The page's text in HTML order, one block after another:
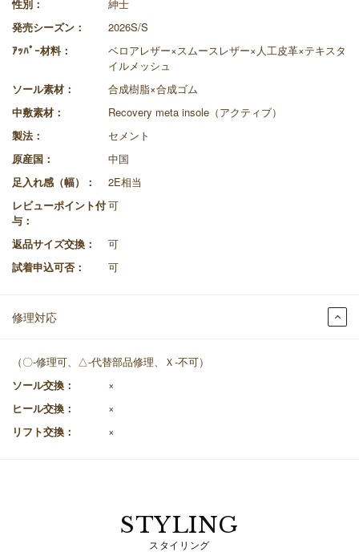
性別：
紳士
発売シーズン：
2026S/S
ｱｯﾊﾟｰ材料：
ベロアレザー×スムースレザー×人工皮革×テキスタ
イルメッシュ
ソール素材：
合成樹脂×合成ゴム
中敷素材：
Recovery meta insole（アクティブ）
製法：
セメント
原産国：
中国
足入れ感（幅）：
2E相当
レビューポイント付
与：
可
返品サイズ交換：
可
試着申込可否：
可
修理対応
（〇-修理可、△-代替部品修理、Ｘ-不可）
ソール交換：
×
ヒール交換：
×
リフト交換：
×
STYLING
スタイリング